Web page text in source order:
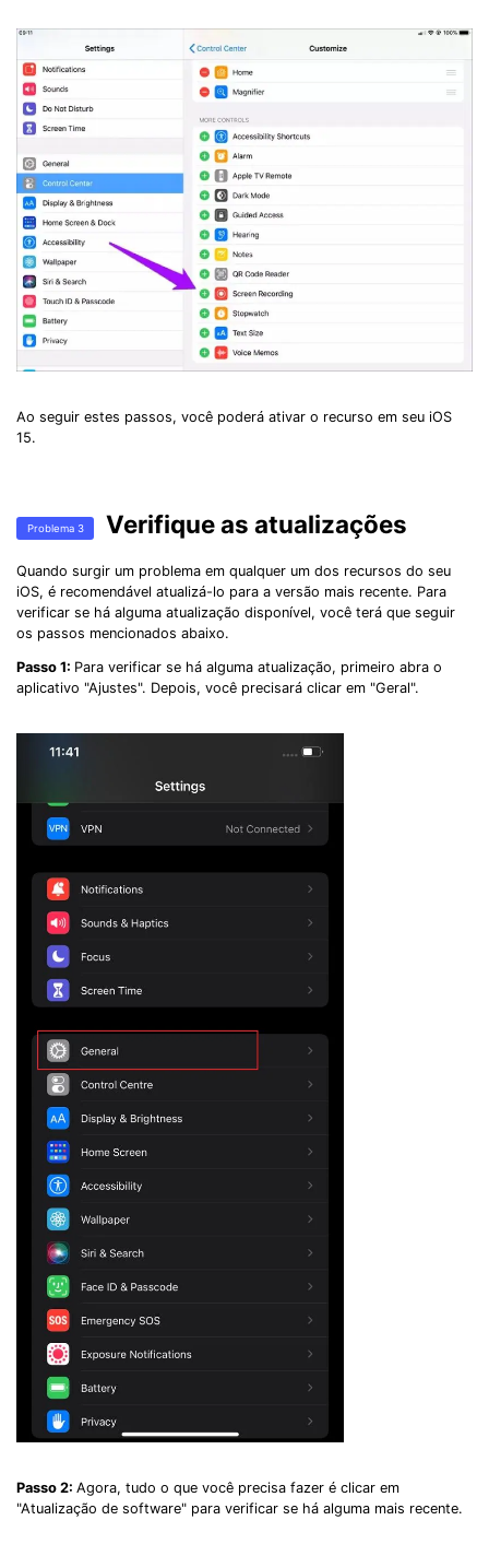
Ao seguir estes passos, você poderá ativar o recurso em seu iOS
15.
Problema 3 Verifique as atualizações
Quando surgir um problema em qualquer um dos recursos do seu
iOS, é recomendável atualizá-lo para a versão mais recente. Para
verificar se há alguma atualização disponível, você terá que seguir
os passos mencionados abaixo.
Passo 1: Para verificar se há alguma atualização, primeiro abra o
aplicativo "Ajustes". Depois, você precisará clicar em "Geral".
Passo 2: Agora, tudo o que você precisa fazer é clicar em
"Atualização de software" para verificar se há alguma mais recente.